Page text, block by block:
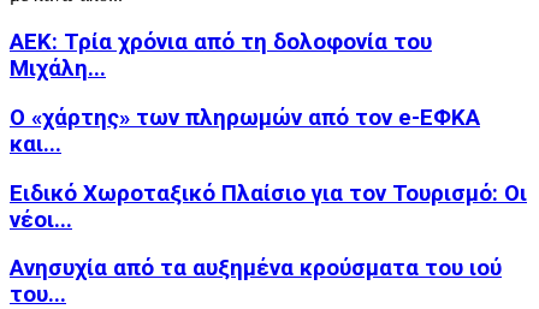
ΑΕΚ: Τρία χρόνια από τη δολοφονία του
Μιχάλη...
Ο «χάρτης» των πληρωμών από τον e-ΕΦΚΑ
και...
Ειδικό Χωροταξικό Πλαίσιο για τον Τουρισμό: Οι
νέοι...
Ανησυχία από τα αυξημένα κρούσματα του ιού
του...